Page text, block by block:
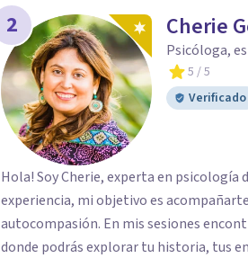
2 Cherie
Psicóloga,
5 / 5
Verificado
Hola! Soy Cherie, experta en psicología
experiencia, mi objetivo es
autocompasión. En mis sesiones
donde podrás explorar tu historia, tus